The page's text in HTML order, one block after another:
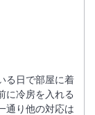
る日で部屋に着
に冷房を入れる
通り他の対応は